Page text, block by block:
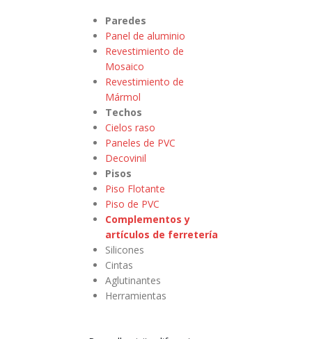
Paredes
Panel de aluminio
Revestimiento de
Mosaico
Revestimiento de
Mármol
Techos
Cielos raso
Paneles de PVC
Decovinil
Pisos
Piso Flotante
Piso de PVC
Complementos y
artículos de ferretería
Silicones
Cintas
Aglutinantes
Herramientas